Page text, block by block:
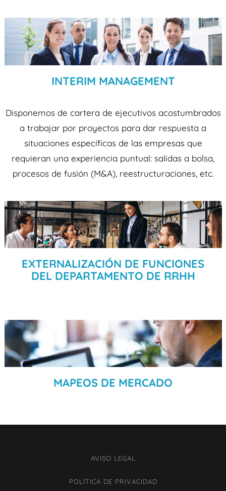
INTERIM MANAGEMENT
Disponemos de cartera de ejecutivos acostumbrados
a trabajar por proyectos para dar respuesta a
situaciones específicas de las empresas que
requieran una experiencia puntual: salidas a bolsa,
procesos de fusión (M&A), reestructuraciones, etc.
EXTERNALIZACIÓN DE FUNCIONES
DEL DEPARTAMENTO DE RRHH
MAPEOS DE MERCADO
AVISO LEGAL
POLÍTICA DE PRIVACIDAD